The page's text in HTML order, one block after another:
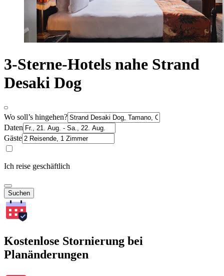
3-Sterne-Hotels nahe Strand
Desaki Dog
Wo soll’s hingehen?
Daten
Gäste
Ich reise geschäftlich
Suchen
Kostenlose Stornierung bei
Planänderungen